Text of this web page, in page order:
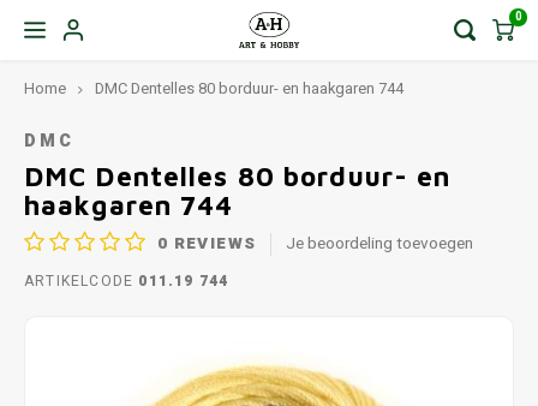
0
Home DMC Dentelles 80 borduur- en haakgaren 744
DMC
DMC Dentelles 80 borduur- en
haakgaren 744
0 REVIEWS Je beoordeling toevoegen
ARTIKELCODE 011.19 744